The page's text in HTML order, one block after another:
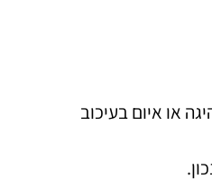
או איום בעיכוב